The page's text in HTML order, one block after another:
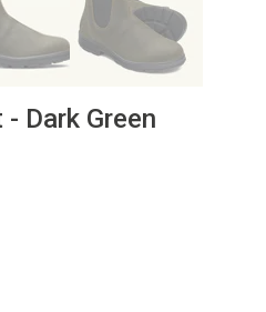
Dark Green